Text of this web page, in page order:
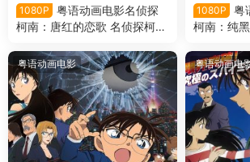
1080P
粤语动画电影名侦探
柯南：唐红的恋歌 名侦探柯南
版
1080P
粤
柯南：纯
版
粤语动画电影 粤语动画电